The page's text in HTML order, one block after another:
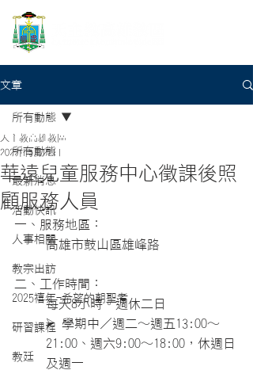
文章
所有動態
最新消息
活動快訊
人事相關
教宗出訪
2025禧年-希望的朝聖者
研習課程
教廷
所有動態
華遠兒童服務中心徵課後照
顧服務人員
天主教高雄教區
2022年5月27日
一、服務地區：
高雄市鼓山區雄峰路
二、工作時間：
每天8小時。週休二日
⮚ 學期中／週二～週五13:00～
21:00、週六9:00～18:00，休週日
及週一